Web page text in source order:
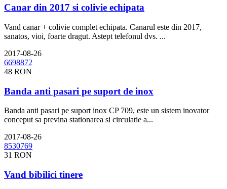
Canar din 2017 si colivie echipata
Vand canar + colivie complet echipata. Canarul este din 2017,
sanatos, vioi, foarte dragut. Astept telefonul dvs. ...
2017-08-26
48 RON
Banda anti pasari pe suport de inox
Banda anti pasari pe suport inox CP 709, este un sistem inovator
conceput sa previna stationarea si circulatie a...
2017-08-26
31 RON
Vand bibilici tinere